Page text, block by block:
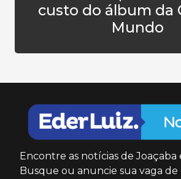
custo do álbum da
Mundo
Encontre as notícias de Joaçaba
Busque ou anuncie sua vaga de